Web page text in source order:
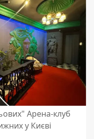
Арена-клуб
у Києві